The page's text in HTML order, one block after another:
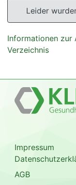
Leider
Informationen zur
Verzeichnis
Impressum
AGB